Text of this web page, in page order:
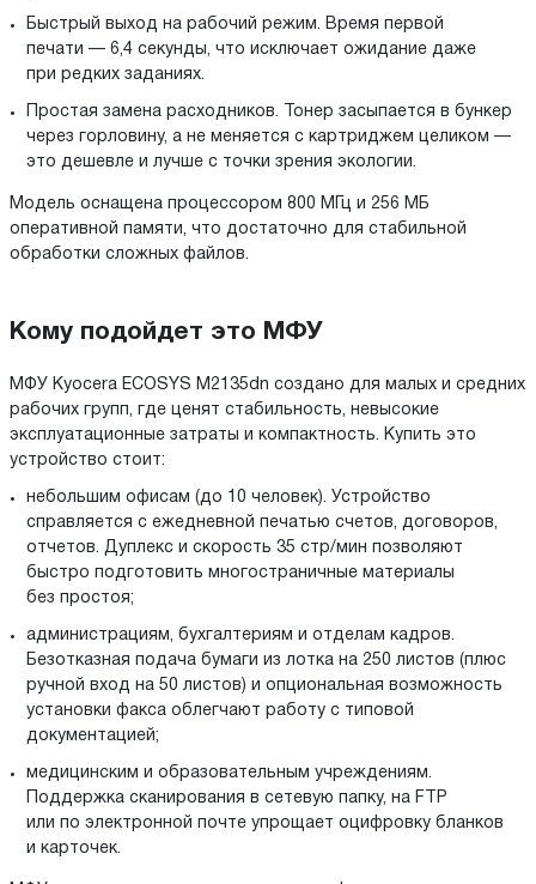
Быстрый выход на рабочий режим. Время первой
печати — 6,4 секунды, что исключает ожидание даже
при редких заданиях.
Простая замена расходников. Тонер засыпается в бункер
через горловину, а не меняется с картриджем целиком —
это дешевле и лучше с точки зрения экологии.
Модель оснащена процессором 800 МГц и 256 МБ
оперативной памяти, что достаточно для стабильной
обработки сложных файлов.
Кому подойдет это МФУ
МФУ Kyocera ECOSYS M2135dn создано для малых и средних
рабочих групп, где ценят стабильность, невысокие
эксплуатационные затраты и компактность. Купить это
устройство стоит:
небольшим офисам (до 10 человек). Устройство
справляется с ежедневной печатью счетов, договоров,
отчетов. Дуплекс и скорость 35 стр/мин позволяют
быстро подготовить многостраничные материалы
без простоя;
администрациям, бухгалтериям и отделам кадров.
Безотказная подача бумаги из лотка на 250 листов (плюс
ручной вход на 50 листов) и опциональная возможность
установки факса облегчают работу с типовой
документацией;
медицинским и образовательным учреждениям.
Поддержка сканирования в сетевую папку, на FTP
или по электронной почте упрощает оцифровку бланков
и карточек.